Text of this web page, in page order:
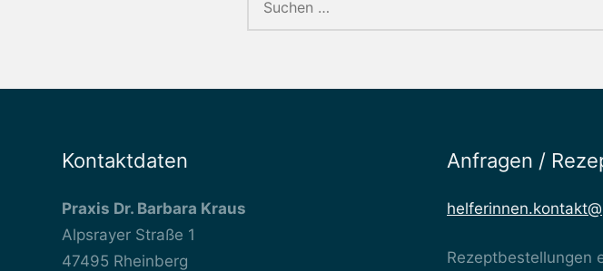
Kontaktdaten
Praxis Dr. Barbara Kraus
Alpsrayer Straße 1
47495 Rheinberg
Anfragen /
Rezeptbestellungen